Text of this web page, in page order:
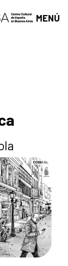
MENÚ